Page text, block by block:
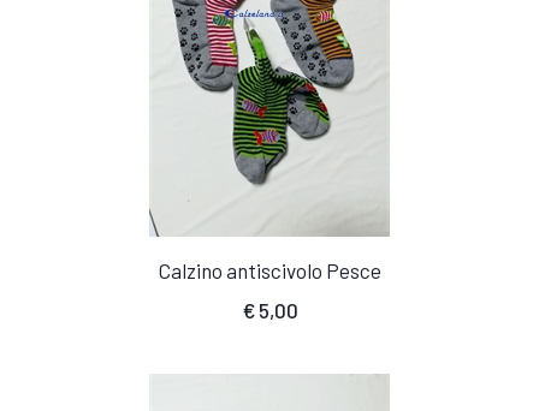
Calzino antiscivolo Pesce
€5,00